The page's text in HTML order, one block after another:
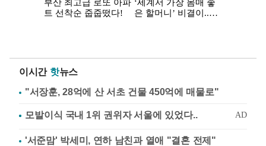
이시간 핫뉴스
"서장훈, 28억에 산 서초 건물 450억에 매물로"
'서준맘' 박세미, 연하 남친과 열애 "결혼 전제"